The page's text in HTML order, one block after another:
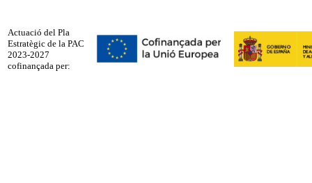
Actuació del Pla
Estratègic de la PAC
2023-2027
cofinançada per: